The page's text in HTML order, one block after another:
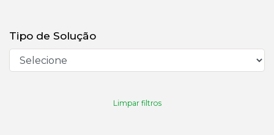
Tipo de Solução
Limpar filtros